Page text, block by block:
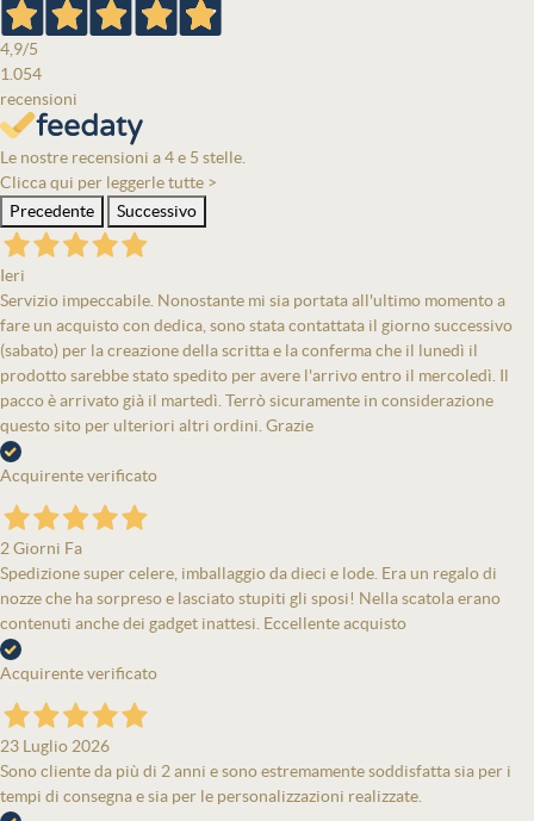
4,9/5
1.054
recensioni
Le nostre recensioni a 4 e 5 stelle.
Clicca qui per leggerle tutte >
Precedente
Successivo
Ieri
Servizio impeccabile. Nonostante mi sia portata all'ultimo momento a
fare un acquisto con dedica, sono stata contattata il giorno successivo
(sabato) per la creazione della scritta e la conferma che il lunedì il
prodotto sarebbe stato spedito per avere l'arrivo entro il mercoledì. Il
pacco è arrivato già il martedì. Terrò sicuramente in considerazione
questo sito per ulteriori altri ordini. Grazie
Acquirente verificato
2 Giorni Fa
Spedizione super celere, imballaggio da dieci e lode. Era un regalo di
nozze che ha sorpreso e lasciato stupiti gli sposi! Nella scatola erano
contenuti anche dei gadget inattesi. Eccellente acquisto
Acquirente verificato
23 Luglio 2026
Sono cliente da più di 2 anni e sono estremamente soddisfatta sia per i
tempi di consegna e sia per le personalizzazioni realizzate.